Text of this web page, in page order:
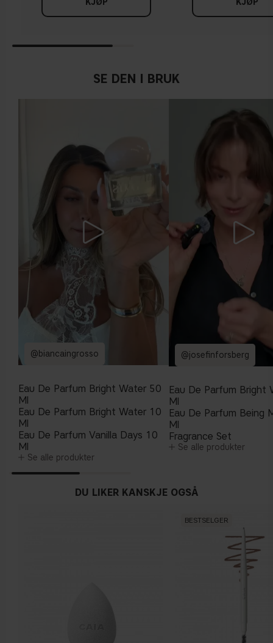
KJØP KJØP
SE DEN I BRUK
@biancaingrosso
Eau De Parfum Bright Water 50
Ml
Eau De Parfum Bright Water 10
Ml
Eau De Parfum Vanilla Days 10
Ml
Se alle produkter
@josefinforsberg
Eau De Parfum Bright
Ml
Eau De Parfum Being
Ml
Fragrance Set
Se alle produkter
DU LIKER KANSKJE OGSÅ
BESTSELGER